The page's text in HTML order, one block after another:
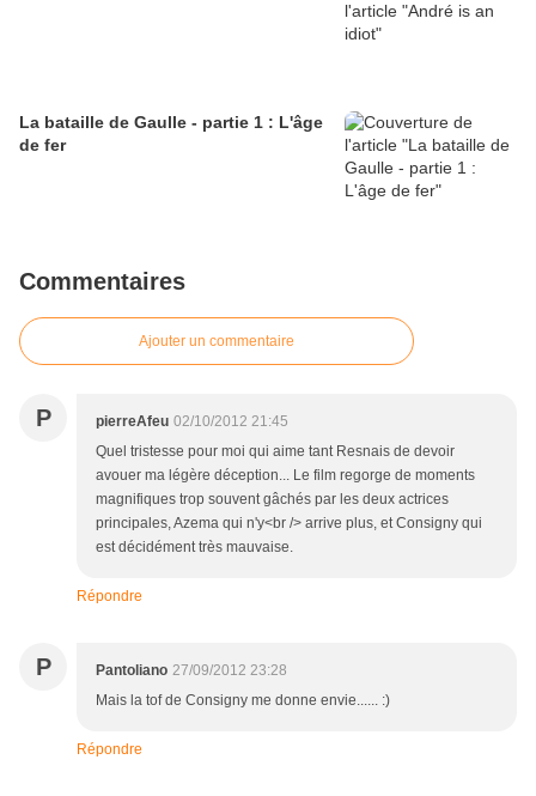
La bataille de Gaulle - partie 1 : L'âge
de fer
Commentaires
Ajouter un commentaire
P pierreAfeu 02/10/2012 21:45
Quel tristesse pour moi qui aime tant Resnais de devoir
avouer ma légère déception... Le film regorge de moments
magnifiques trop souvent gâchés par les deux actrices
principales, Azema qui n'y<br /> arrive plus, et Consigny qui
est décidément très mauvaise.
Répondre
P Pantoliano 27/09/2012 23:28
Mais la tof de Consigny me donne envie...... :)
Répondre